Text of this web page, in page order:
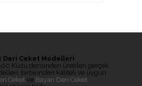
Deri Ceket Modelleri
Kuzu derisinden üretilen gerçek
birbirinden kaliteli ve uygun
Ceket ve Bayan Deri Ceket